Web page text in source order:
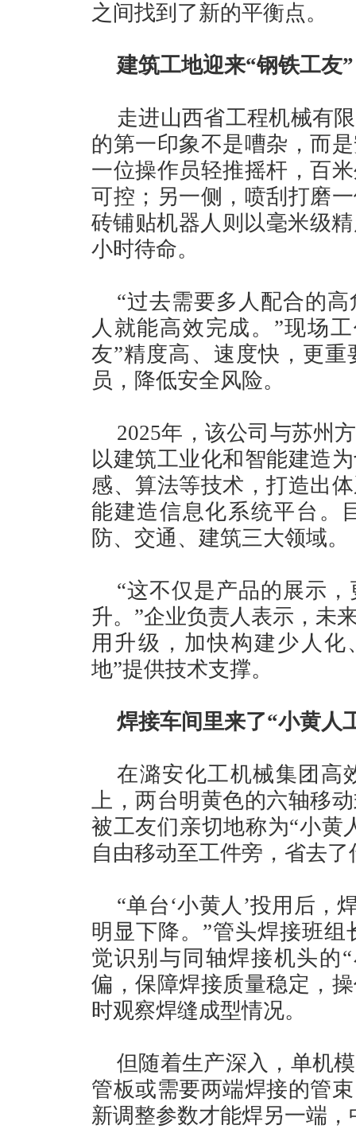
之间找到了新的平衡点。
建筑工地迎来“钢铁工友”
走进山西省工程机械有
的第一印象不是嘈杂，而
一位操作员轻推摇杆，百
可控；另一侧，喷刮打磨
砖铺贴机器人则以毫米级
小时待命。
“过去需要多人配合的
人就能高效完成。”现场
友”精度高、速度快，更
员，降低安全风险。
2025年，该公司与苏州
以建筑工业化和智能建造
感、算法等技术，打造出
能建造信息化系统平台。
防、交通、建筑三大领域。
“这不仅是产品的展示
升。”企业负责人表示，未
用升级，加快构建少人
地”提供技术支撑。
焊接车间里来了“小黄人
在潞安化工机械集团高
上，两台明黄色的六轴移
被工友们亲切地称为“小黄
自由移动至工件旁，省去
“单台‘小黄人’投用后，
明显下降。”管头焊接班
觉识别与同轴焊接机头的
偏，保障焊接质量稳定，
时观察焊缝成型情况。
但随着生产深入，单机
管板或需要两端焊接的管
新调整参数才能焊另一端